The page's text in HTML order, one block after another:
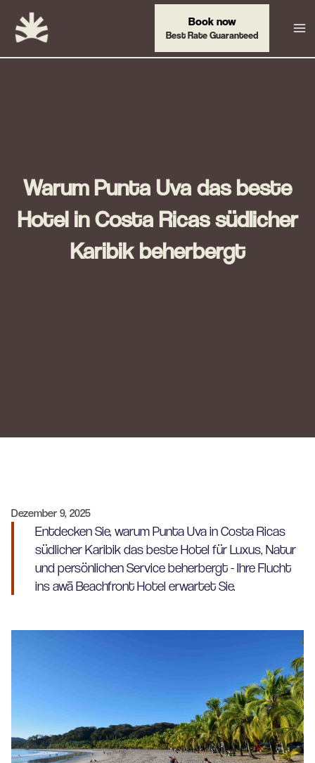
Inhalt
springen
Book now
Best Rate Guaranteed
Warum Punta Uva das beste
Hotel in Costa Ricas südlicher
Karibik beherbergt
Dezember 9, 2025
Entdecken Sie, warum Punta Uva in Costa Ricas
südlicher Karibik das beste Hotel für Luxus, Natur
und persönlichen Service beherbergt - Ihre Flucht
ins awā Beachfront Hotel erwartet Sie.